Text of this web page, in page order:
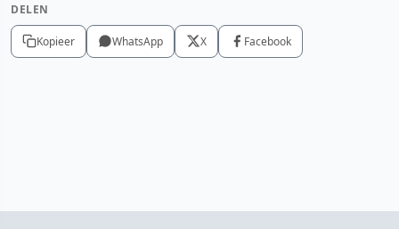
DELEN
Kopieer WhatsApp X Facebook